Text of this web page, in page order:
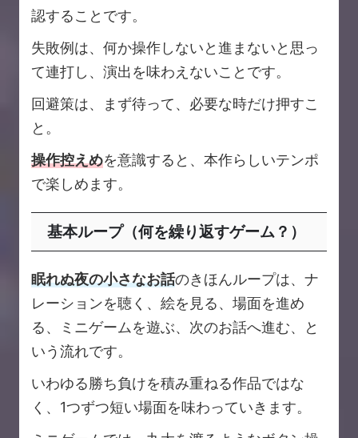
認することです。
失敗例は、何か操作しないと進まないと思っ
て連打し、演出を味わえないことです。
回避策は、まず待って、必要な時だけ押すこ
と。
操作控えめを意識すると、本作らしいテンポ
で楽しめます。
基本ループ（何を繰り返すゲーム？）
眠れぬ夜の小さなお話のきほんループは、ナ
レーションを聴く、絵を見る、場面を進め
る、ミニゲームを遊ぶ、次のお話へ進む、と
いう流れです。
いわゆる勝ち負けを積み重ねる作品ではな
く、1つずつ短い場面を味わっていきます。